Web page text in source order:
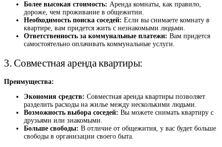
Более высокая стоимость: Аренда комнаты, как правило,
дороже, чем проживание в общежитии.
Необходимость поиска соседей: Если вы снимаете комнату в
квартире, вам придется жить с незнакомыми людьми.
Ответственность за коммунальные платежи: Вам придется
самостоятельно оплачивать коммунальные услуги.
3. Совместная аренда квартиры:
Преимущества:
Экономия средств: Совместная аренда квартиры позволяет
разделить расходы на жилье между несколькими людьми.
Возможность выбора соседей: Вы можете снимать квартиру с
друзьями или знакомыми.
Больше свободы: В отличие от общежития, у вас будет больше
свободы в организации своего быта.